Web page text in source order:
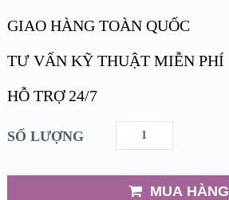
GIAO HÀNG TOÀN QUỐC
TƯ VẤN KỸ THUẬT MIỄN PHÍ
HỖ TRỢ 24/7
SỐ LƯỢNG
MUA HÀNG